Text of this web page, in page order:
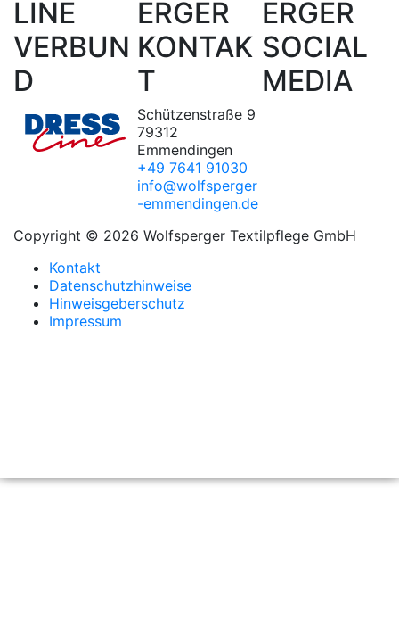
LINE
VERBUN
D
ERGER
KONTAK
T
Schützenstraße 9
79312
Emmendingen
+49 7641 91030
info@wolfsperger
-emmendingen.de
ERGER
SOCIAL
MEDIA
Copyright © 2026 Wolfsperger Textilpflege GmbH
Kontakt
Datenschutzhinweise
Hinweisgeberschutz
Impressum